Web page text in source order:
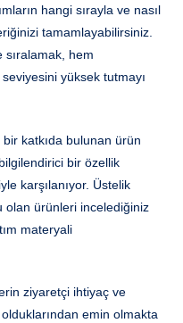
hangi sırayla ve nasıl
tamamlayabilirsiniz.
sıralamak, hem
yüksek tutmayı
katkıda bulunan ürün
bir özellik
karşılanıyor. Üstelik
olan ürünleri incelediğiniz
materyali
ziyaretçi ihtiyaç ve
emin olmakta